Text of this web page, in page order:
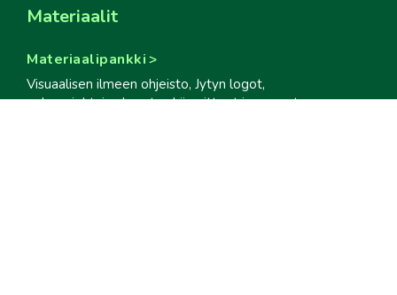
Materiaalit
Materiaalipankki
Visuaalisen ilmeen ohjeisto, Jytyn logot,
puheenjohtajan kuvat sekä esitteet ja oppaat